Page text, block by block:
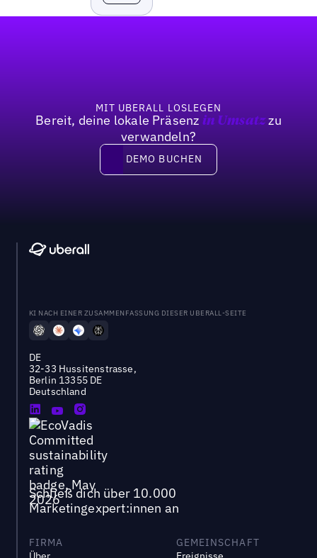
MIT UBERALL LOSLEGEN
Bereit, deine lokale Präsenz in Umsatzzu
verwandeln?
DEMO BUCHEN
DEMO BUCHEN
KI NACH EINER ZUSAMMENFASSUNG DIESER UBERALL-SEITE
DE
32-33 Hussitenstrasse,
Berlin 13355 DE
Deutschland
Schließ dich über 10.000
Marketingexpert:innen an
FIRMA
GEMEINSCHAFT